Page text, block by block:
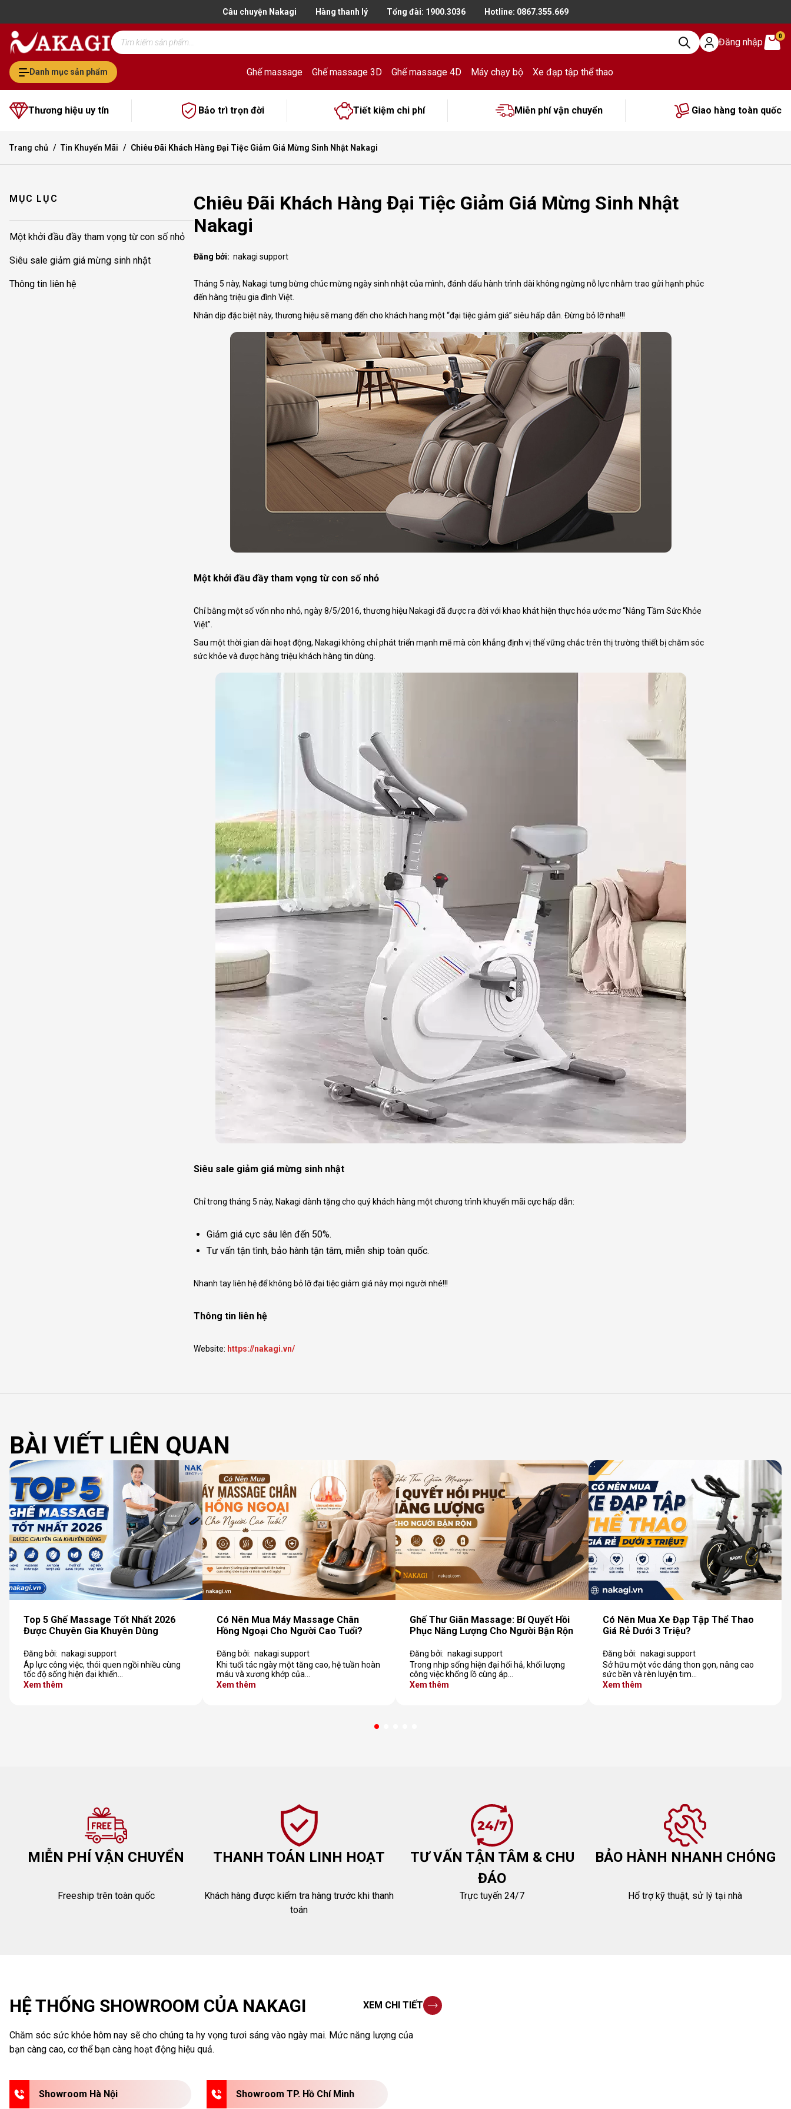
Câu chuyện Nakagi Hàng thanh lý Tổng đài: 1900.3036 Hotline: 0867.355.669
Thương hiệu uy tín Bảo trì trọn đời Tiết kiệm chi phí Miễn phí vận chuyển Giao hàng toàn quốc
Danh mục sản phẩm Ghế massage Ghế massage 3D Ghế massage 4D Máy chạy bộ Xe đạp tập thể thao
Tìm
kiếm
sản
phẩm
0
Đăng nhập
Trang chủ Tin Khuyến Mãi Chiêu Đãi Khách Hàng Đại Tiệc Giảm Giá Mừng Sinh Nhật Nakagi
MỤC LỤC
Một khởi đầu đầy tham vọng từ con số nhỏ
Siêu sale giảm giá mừng sinh nhật
Thông tin liên hệ
Chiêu Đãi Khách Hàng Đại Tiệc Giảm Giá Mừng Sinh Nhật
Nakagi
Đăng bởi: nakagi support
Tháng 5 này, Nakagi tưng bừng chúc mừng ngày sinh nhật của mình, đánh dấu hành trình dài không ngừng nỗ lực nhằm trao gửi hạnh phúc
đến hàng triệu gia đình Việt.
Nhân dịp đặc biệt này, thương hiệu sẽ mang đến cho khách hang một “đại tiệc giảm giá” siêu hấp dẫn. Đừng bỏ lỡ nha!!!
Một khởi đầu đầy tham vọng từ con số nhỏ
Chỉ bằng một số vốn nho nhỏ, ngày 8/5/2016, thương hiệu Nakagi đã được ra đời với khao khát hiện thực hóa ước mơ “Nâng Tầm Sức Khỏe
Việt”.
Sau một thời gian dài hoạt động, Nakagi không chỉ phát triển mạnh mẽ mà còn khẳng định vị thế vững chắc trên thị trường thiết bị chăm sóc
sức khỏe và được hàng triệu khách hàng tin dùng.
Siêu sale giảm giá mừng sinh nhật
Chỉ trong tháng 5 này, Nakagi dành tặng cho quý khách hàng một chương trình khuyến mãi cực hấp dẫn:
Giảm giá cực sâu lên đến 50%.
Tư vấn tận tình, bảo hành tận tâm, miễn ship toàn quốc.
Nhanh tay liên hệ để không bỏ lỡ đại tiệc giảm giá này mọi người nhé!!!
Thông tin liên hệ
Website: https://nakagi.vn/
BÀI VIẾT LIÊN QUAN
Top 5 Ghế Massage Tốt Nhất 2026
Được Chuyên Gia Khuyên Dùng
Đăng bởi: nakagi support
Áp lực công việc, thói quen ngồi nhiều cùng
tốc độ sống hiện đại khiến…
Xem thêm
Có Nên Mua Máy Massage Chân
Hồng Ngoại Cho Người Cao Tuổi?
Đăng bởi: nakagi support
Khi tuổi tác ngày một tăng cao, hệ tuần hoàn
máu và xương khớp của…
Xem thêm
Ghế Thư Giãn Massage: Bí Quyết Hồi
Phục Năng Lượng Cho Người Bận Rộn
Đăng bởi: nakagi support
Trong nhịp sống hiện đại hối hả, khối lượng
công việc khổng lồ cùng áp…
Xem thêm
Có Nên Mua Xe Đạp Tập Thể Thao
Giá Rẻ Dưới 3 Triệu?
Đăng bởi: nakagi support
Sở hữu một vóc dáng thon gọn, nâng cao
sức bền và rèn luyện tim…
Xem thêm
MIỄN PHÍ VẬN CHUYỂN
Freeship trên toàn quốc
THANH TOÁN LINH HOẠT
Khách hàng được kiểm tra hàng trước khi thanh
toán
TƯ VẤN TẬN TÂM & CHU
ĐÁO
Trực tuyến 24/7
BẢO HÀNH NHANH CHÓNG
Hổ trợ kỹ thuật, sử lý tại nhà
HỆ THỐNG SHOWROOM CỦA NAKAGI XEM CHI TIẾT
Chăm sóc sức khỏe hôm nay sẽ cho chúng ta hy vọng tươi sáng vào ngày mai. Mức năng lượng của
bạn càng cao, cơ thể bạn càng hoạt động hiệu quả.
Showroom Hà Nội Showroom TP. Hồ Chí Minh